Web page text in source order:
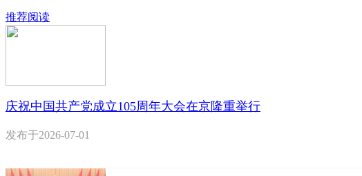
推荐阅读
庆祝中国共产党成立105周年大会在京隆重举行
发布于2026-07-01